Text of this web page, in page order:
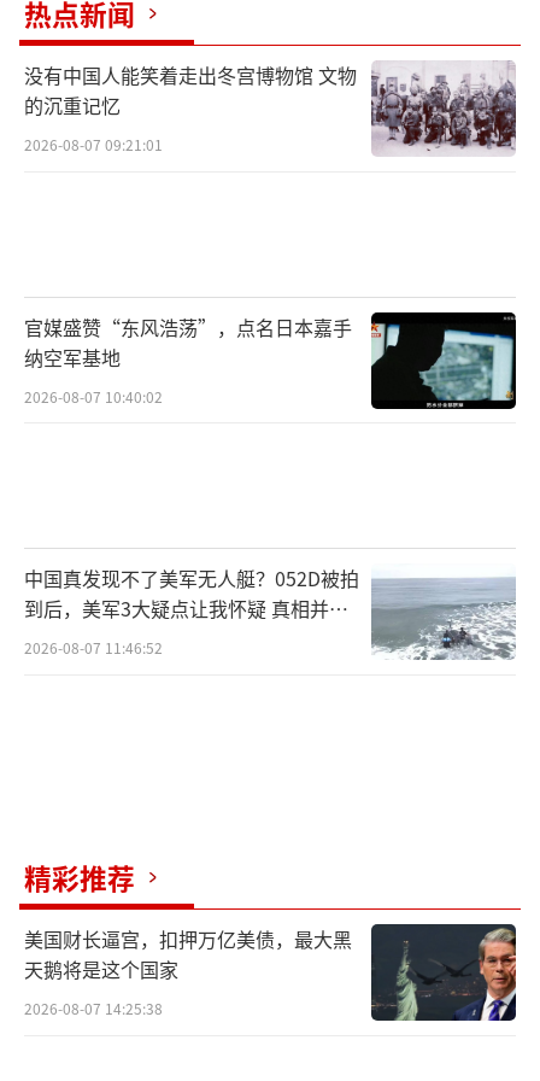
热点新闻
没有中国人能笑着走出冬宫博物馆 文物
的沉重记忆
2026-08-07 09:21:01
官媒盛赞“东风浩荡”，点名日本嘉手
纳空军基地
2026-08-07 10:40:02
中国真发现不了美军无人艇？052D被拍
到后，美军3大疑点让我怀疑 真相并非
如此
2026-08-07 11:46:52
精彩推荐
美国财长逼宫，扣押万亿美债，最大黑
天鹅将是这个国家
2026-08-07 14:25:38